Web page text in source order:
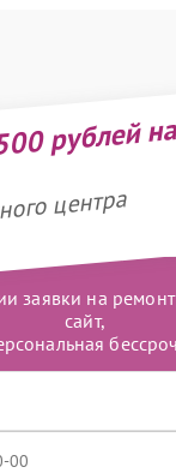
рублей на
центра
заявки на ремонт
сайт,